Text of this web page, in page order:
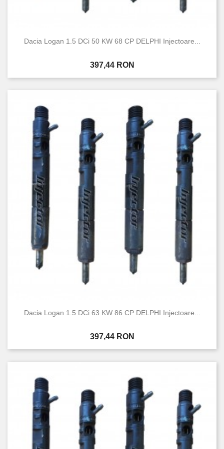
Dacia Logan 1.5 DCi 50 KW 68 CP DELPHI Injectoare...
Pret
397,44 RON
Dacia Logan 1.5 DCi 63 KW 86 CP DELPHI Injectoare...
Pret
397,44 RON